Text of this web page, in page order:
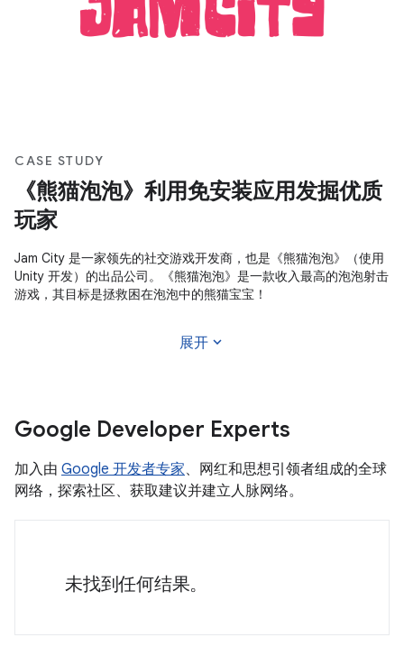
CASE STUDY
《熊猫泡泡》利用免安装应用发掘优质
玩家
Jam City 是一家领先的社交游戏开发商，也是《熊猫泡泡》（使用
Unity 开发）的出品公司。《熊猫泡泡》是一款收入最高的泡泡射击
游戏，其目标是拯救困在泡泡中的熊猫宝宝！
展开 expand_more
Google Developer Experts
加入由 Google 开发者专家、网红和思想引领者组成的全球
网络，探索社区、获取建议并建立人脉网络。
未找到任何结果。